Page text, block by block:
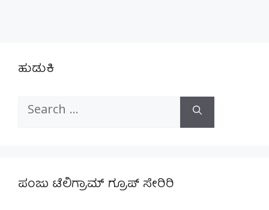
ಹುಡುಕಿ
Search
ಪಂಜು ಟೆಲಿಗ್ರಾಮ್ ಗ್ರೂಪ್ ಸೇರಿರಿ